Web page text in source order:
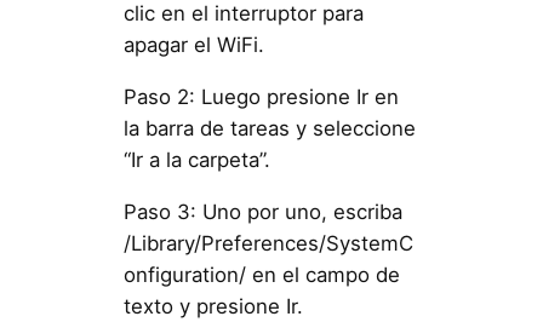
clic en el interruptor para
apagar el WiFi.
Paso 2: Luego presione Ir en
la barra de tareas y seleccione
“Ir a la carpeta”.
Paso 3: Uno por uno, escriba
/Library/Preferences/SystemC
onfiguration/ en el campo de
texto y presione Ir.